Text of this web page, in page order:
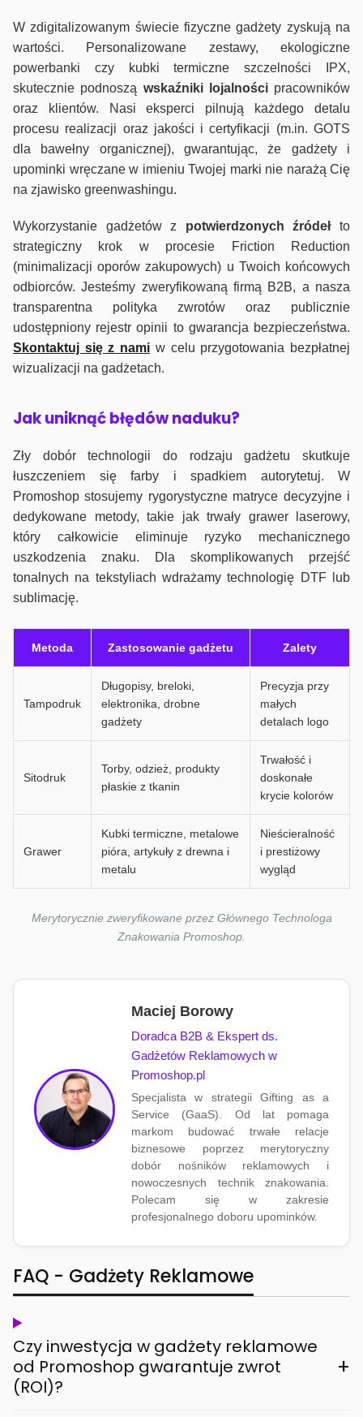
W zdigitalizowanym świecie fizyczne gadżety zyskują na
wartości. Personalizowane zestawy, ekologiczne
powerbanki czy kubki termiczne szczelności IPX,
skutecznie podnoszą wskaźniki lojalnościpracowników
oraz klientów. Nasi eksperci pilnują każdego detalu
procesu realizacji oraz jakości i certyfikacji (m.in. GOTS
dla bawełny organicznej), gwarantując, że gadżety i
upominki wręczane w imieniu Twojej marki nie narażą Cię
na zjawisko greenwashingu.
Wykorzystanie gadżetów z potwierdzonych źródełto
strategiczny krok w procesie Friction Reduction
(minimalizacji oporów zakupowych) u Twoich końcowych
odbiorców. Jesteśmy zweryfikowaną firmą B2B, a nasza
transparentna polityka zwrotów oraz publicznie
udostępniony rejestr opinii to gwarancja bezpieczeństwa.
Skontaktuj się z nami w celu przygotowania bezpłatnej
wizualizacji na gadżetach.
Jak uniknąć błędów naduku?
Zły dobór technologii do rodzaju gadżetu skutkuje
łuszczeniem się farby i spadkiem autorytetuj. W
Promoshop stosujemy rygorystyczne matryce decyzyjne i
dedykowane metody, takie jak trwały grawer laserowy,
który całkowicie eliminuje ryzyko mechanicznego
uszkodzenia znaku. Dla skomplikowanych przejść
tonalnych na tekstyliach wdrażamy technologię DTF lub
sublimację.
Metoda Zastosowanie gadżetu Zalety
Tampodruk
Długopisy, breloki,
elektronika, drobne
gadżety
Precyzja przy
małych
detalach logo
Sitodruk
Torby, odzież, produkty
płaskie z tkanin
Trwałość i
doskonałe
krycie kolorów
Grawer
Kubki termiczne, metalowe
pióra, artykuły z drewna i
metalu
Nieścieralność
i prestiżowy
wygląd
Merytorycznie zweryfikowane przez Głównego Technologa
Znakowania Promoshop.
Maciej Borowy
Doradca B2B & Ekspert ds.
Gadżetów Reklamowych w
Promoshop.pl
Specjalista w strategii Gifting as a
Service (GaaS). Od lat pomaga
markom budować trwałe relacje
biznesowe poprzez merytoryczny
dobór nośników reklamowych i
nowoczesnych technik znakowania.
Polecam się w zakresie
profesjonalnego doboru upominków.
FAQ - Gadżety Reklamowe
Czy inwestycja w gadżety reklamowe
od Promoshop gwarantuje zwrot
(ROI)?
+